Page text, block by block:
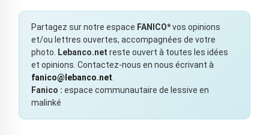
Partagez sur notre espace FANICO*vos opinions
et/ou lettres ouvertes, accompagnées de votre
photo.
Lebanco.net reste ouvert à toutes les idées
et opinions. Contactez-nous en nous écrivant à
fanico@lebanco.net
Fanico : espace communautaire de lessive en
malinké